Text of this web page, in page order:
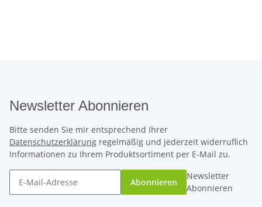
Newsletter Abonnieren
Bitte senden Sie mir entsprechend Ihrer
Datenschutzerklärung regelmäßig und jederzeit widerruflich
Informationen zu Ihrem Produktsortiment per E-Mail zu.
Abonnieren
Newsletter
Abonnieren